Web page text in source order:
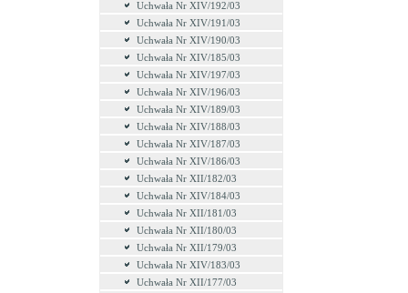
Uchwała Nr XIV/192/03
Uchwała Nr XIV/191/03
Uchwała Nr XIV/190/03
Uchwała Nr XIV/185/03
Uchwała Nr XIV/197/03
Uchwała Nr XIV/196/03
Uchwała Nr XIV/189/03
Uchwała Nr XIV/188/03
Uchwała Nr XIV/187/03
Uchwała Nr XIV/186/03
Uchwała Nr XII/182/03
Uchwała Nr XIV/184/03
Uchwała Nr XII/181/03
Uchwała Nr XII/180/03
Uchwała Nr XII/179/03
Uchwała Nr XIV/183/03
Uchwała Nr XII/177/03